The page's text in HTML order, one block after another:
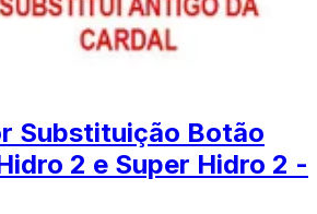
Substituição Botão
2 e Super Hidro 2 -